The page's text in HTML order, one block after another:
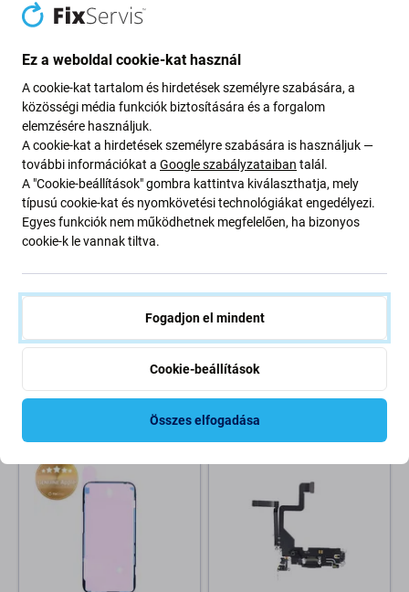
Apple iPhone 14 Pro - Hátsó
Ház Üveg Nagyobb Kamera
4 800 Ft
RAKTÁRON 2 db
790 Ft
RAKTÁRON 8 db
iPhone 14 Pro, Érintőüveg
Apple
Fényérzékelő + Flex Kábelek
9 210 Ft
Ez a weboldal cookie-kat használ
A cookie-kat tartalom és hirdetések személyre szabására, a
közösségi média funkciók biztosítására és a forgalom
elemzésére használjuk.
A cookie-kat a hirdetések személyre szabására is használjuk —
további információkat a Google szabályzataiban talál.
A "Cookie-beállítások" gombra kattintva kiválaszthatja, mely
típusú cookie-kat és nyomkövetési technológiákat engedélyezi.
Egyes funkciók nem működhetnek megfelelően, ha bizonyos
cookie-k le vannak tiltva.
Fogadjon el mindent
Cookie-beállítások
Összes elfogadása